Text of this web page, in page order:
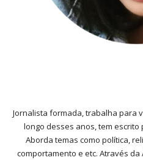
Jornalista formada, trabalha para
longo desses anos, tem
Aborda temas como política,
comportamento e etc. Através